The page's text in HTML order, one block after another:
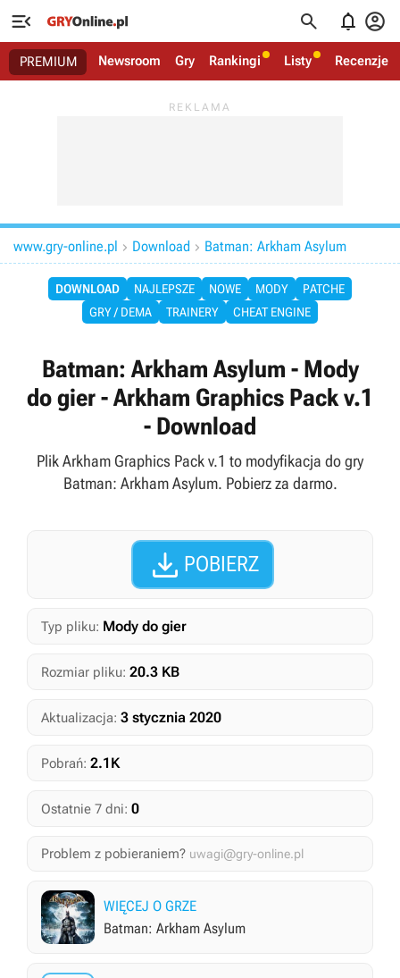
   
PREMIUM Newsroom Gry Rankingi Listy Recenzje
www.gry-online.pl  Download  Batman: Arkham Asylum
DOWNLOAD NAJLEPSZE NOWE MODY
PATCHE
GRY / DEMA
TRAINERY CHEAT ENGINE
Batman: Arkham Asylum - Mody
do gier - Arkham Graphics Pack v.1
- Download
Plik Arkham Graphics Pack v.1 to modyfikacja do gry
Batman: Arkham Asylum. Pobierz za darmo.
 POBIERZ
Typ pliku: Mody do gier
Rozmiar pliku: 20.3 KB
Aktualizacja: 3 stycznia 2020
Pobrań: 2.1K
Ostatnie 7 dni: 0
Problem z pobieraniem? uwagi@gry-online.pl
WIĘCEJ O GRZE
Batman: Arkham Asylum